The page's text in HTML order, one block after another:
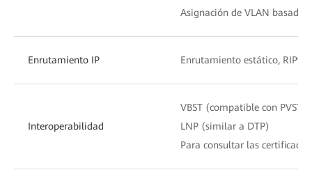
Asignación de VLAN basado
Enrutamiento IP Enrutamiento estático, RIPv1/
Interoperabilidad
VBST (compatible con PVST/
LNP (similar a DTP)
Para consultar las